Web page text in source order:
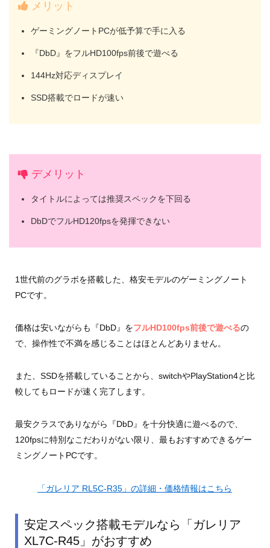
メリット
ゲーミングノートPCが低予算で手に入る
『DbD』をフルHD100fps前後で遊べる
144Hz対応ディスプレイ
SSD搭載でロードが速い
デメリット
タイトルによっては推奨スペックを下回る
DbDでフルHD120fpsを発揮できない
1世代前のグラボを搭載した、格安モデルのゲーミングノート
PCです。
価格は安いながらも『DbD』をフルHD100fps前後で遊べるの
で、操作性で不満を感じることはほとんどありません。
また、SSDを搭載していることから、switchやPlayStation4と比
較してもロードが速く完了します。
最安クラスでありながら『DbD』を十分快適に遊べるので、
120fpsに特別なこだわりがない限り、最もおすすめできるゲー
ミングノートPCです。
「ガレリア RL5C-R35」の詳細・価格情報はこちら
安定スペック搭載モデルなら「ガレリア
XL7C-R45」がおすすめ